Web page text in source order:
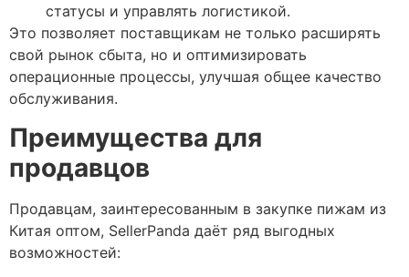
статусы и управлять логистикой.
Это позволяет поставщикам не только расширять
свой рынок сбыта, но и оптимизировать
операционные процессы, улучшая общее качество
обслуживания.
Преимущества для
продавцов
Продавцам, заинтересованным в закупке пижам из
Китая оптом, SellerPanda даёт ряд выгодных
возможностей: